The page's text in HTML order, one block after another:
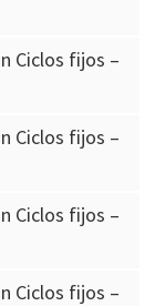
Ciclos fijos –
Ciclos fijos –
Ciclos fijos –
Ciclos fijos –